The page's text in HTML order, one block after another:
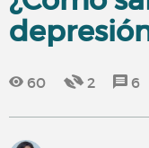
60 2 6